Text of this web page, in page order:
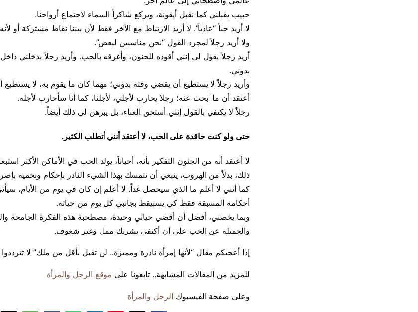
حبيب يقبلني كما نقبل أيقونة، ويركع شاكراً السماء لاجتماع أرواحنا.
لا أريد حباً “عادياً”. لا أريد الارتباط مع الآخر فقط لأن بيننا نقاط مشتركة أو
ولا أريد رجلاً لمجرد القول “نحن مناسبين لبعض”.
أريد رجلاً يقول لي إنني أقوده للجنون، وأغرقه بالحب. وأريد رجلاً يدخلني
بدوني.
وأريد رجلاً لا يستطيع أن يقضي وقته بدوني؛ مهما كان ما يقوم به، لا
أعتقد أن ما أبحث عنه؛ رجلا يحارب لأجلي، لأجلنا، كما أنا سأحارب لأجله.
رجلاً لا يكتفي بالقول إنني أستحق العناء، بل يبرهن لي ذلك أيضاً.
حتى ولو كنت حاقدة على الحب، لا أعتقد أنني أتطلب الكثير.
لا أعتقد أنه من الجنون التفكير بأنه، أحياناً، يولد الحب في الأماكن الأكثر
ذلك، بدلاً من الهروب، ينبغي أن نتمسك بهذا الشيء النادر بإحكام ونحميه
كما أنني لا أعلم ما الذي سيحصل غداً. لا أعلم إن كان في يوم من الأيام،
أحكامه المسبقة فقط كي يستيقظ بجانبي كل يوم من حياته.
وبما يخصني، أفضل أن أقضي حياتي وحيدة، مصطحبة هذه الفكرة الجامحة
والجميلة عن الحب على أن أكتفي بشريك ممل وغير شغوف.
إذا أعجبكم مقال “لأنها إمرأة نادرة ومميزة.. لن تقبل بأقل من ملك” لا
للمزيد من المقالات المشابهة.. تابعونا على موقع الرجل والمرأة
وعلى صفحة الفيسبوك الرجل والمرأة